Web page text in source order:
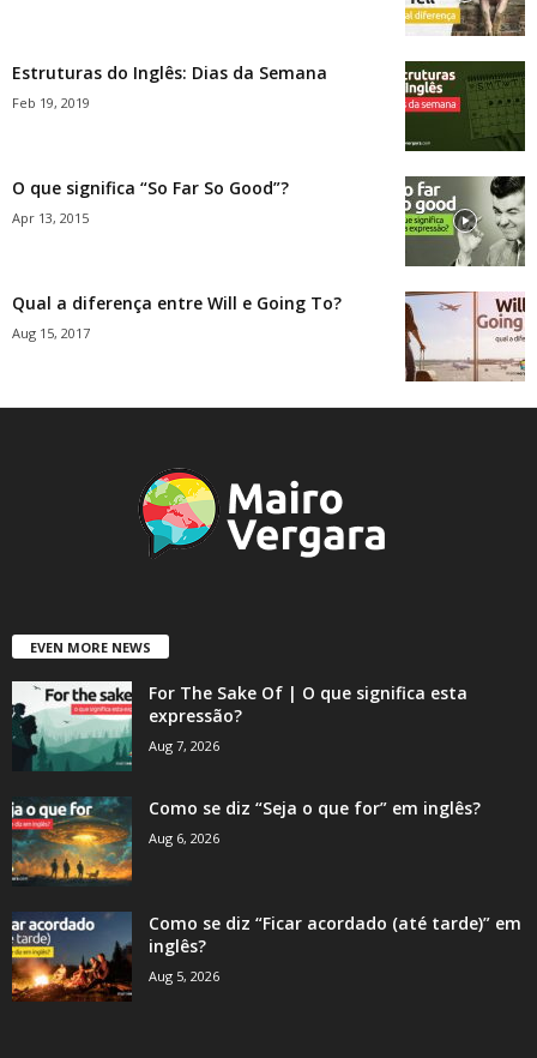
Estruturas do Inglês: Dias da Semana
Feb 19, 2019
O que significa “So Far So Good”?
Apr 13, 2015
Qual a diferença entre Will e Going To?
Aug 15, 2017
EVEN MORE NEWS
For The Sake Of | O que significa esta
expressão?
Aug 7, 2026
Como se diz “Seja o que for” em inglês?
Aug 6, 2026
Como se diz “Ficar acordado (até tarde)” em
inglês?
Aug 5, 2026